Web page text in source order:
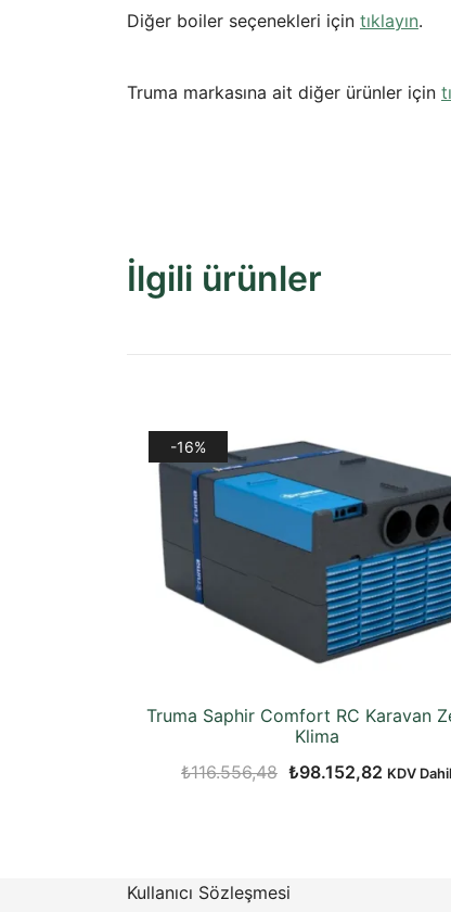
Diğer boiler seçenekleri için tıklayın.
Truma markasına ait diğer ürünler için
İlgili ürünler
-16%
Truma Saphir Comfort RC Karavan
Klima
₺116.556,48 Orijinal
₺98.152,82 Şu
KDV Dahil
Kullanıcı Sözleşmesi